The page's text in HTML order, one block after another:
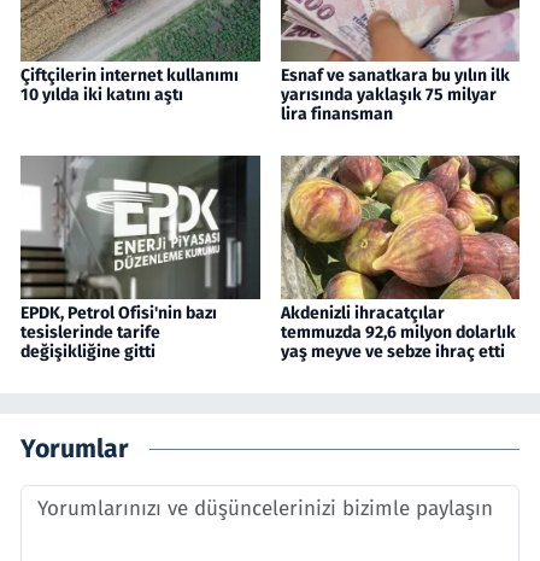
Çiftçilerin internet kullanımı
10 yılda iki katını aştı
Esnaf ve sanatkara bu yılın ilk
yarısında yaklaşık 75 milyar
lira finansman
EPDK, Petrol Ofisi'nin bazı
tesislerinde tarife
değişikliğine gitti
Akdenizli ihracatçılar
temmuzda 92,6 milyon dolarlık
yaş meyve ve sebze ihraç etti
Yorumlar